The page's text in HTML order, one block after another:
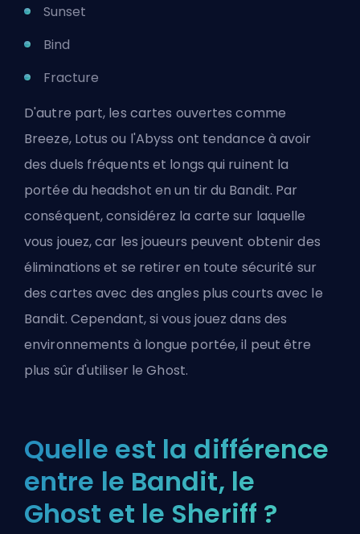
Sunset
Bind
Fracture
D'autre part, les cartes ouvertes comme
Breeze, Lotus ou l'Abyss ont tendance à avoir
des duels fréquents et longs qui ruinent la
portée du headshot en un tir du Bandit. Par
conséquent, considérez la carte sur laquelle
vous jouez, car les joueurs peuvent obtenir des
éliminations et se retirer en toute sécurité sur
des cartes avec des angles plus courts avec le
Bandit. Cependant, si vous jouez dans des
environnements à longue portée, il peut être
plus sûr d'utiliser le Ghost.
Quelle est la différence
entre le Bandit, le
Ghost et le Sheriff ?